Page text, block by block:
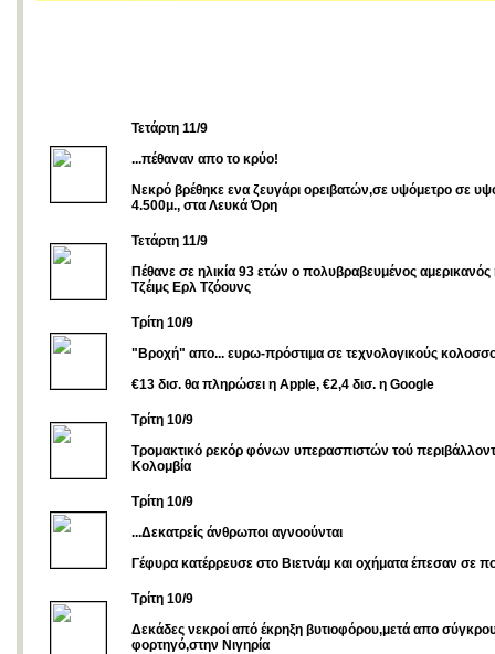
Τετάρτη 11/9
...πέθαναν απο το κρύο!
Νεκρό βρέθηκε ενα ζευγάρι ορειβατών,σε υψόμετρο σε
4.500μ., στα Λευκά Όρη
Τετάρτη 11/9
Πέθανε σε ηλικία 93 ετών ο πολυβραβευμένος αμερικανός
Τζέιμς Ερλ Τζόουνς
Τρίτη 10/9
"Βροχή" απο... ευρω-πρόστιμα σε τεχνολογικούς
€13 δισ. θα πληρώσει η Apple, €2,4 δισ. η Google
Τρίτη 10/9
Τρομακτικό ρεκόρ φόνων υπερασπιστών τού
Κολομβία
Τρίτη 10/9
...Δεκατρείς άνθρωποι αγνοούνται
Γέφυρα κατέρρευσε στο Βιετνάμ και οχήματα έπεσαν σε
Τρίτη 10/9
Δεκάδες νεκροί από έκρηξη βυτιοφόρου,μετά απο
φορτηγό,στην Νιγηρία